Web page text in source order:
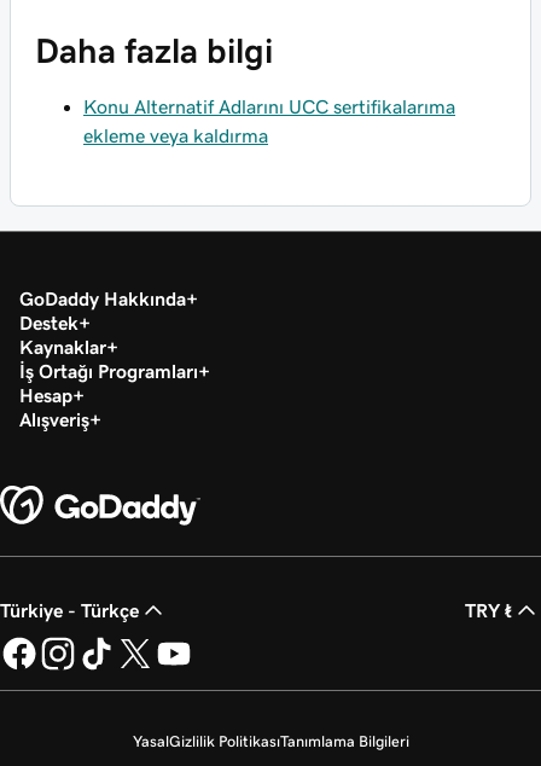
Daha fazla bilgi
Konu Alternatif Adlarını UCC sertifikalarıma
ekleme veya kaldırma
GoDaddy Hakkında
Destek
Kaynaklar
İş Ortağı Programları
Hesap
Alışveriş
Türkiye - Türkçe TRY ₺
YasalGizlilik PolitikasıTanımlama Bilgileri